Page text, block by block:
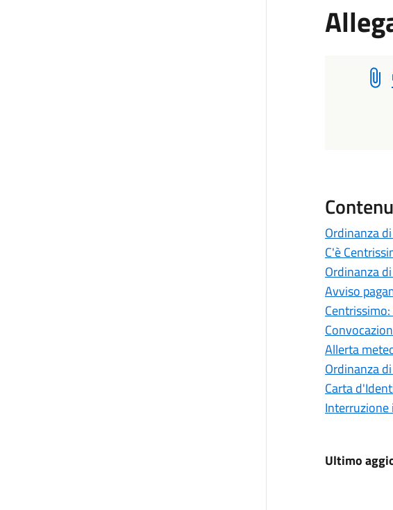
Ordinanza
C'è
Ordinanza
Avviso
Allerta
Ordinanza
Carta
Interruzione
Ultimo